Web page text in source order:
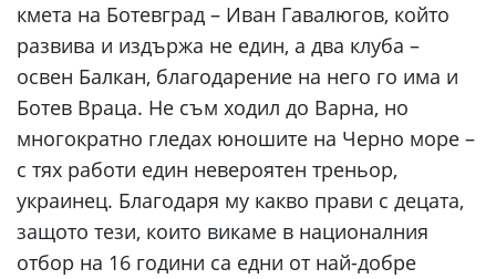
кмета на Ботевград – Иван Гавалюгов, който
развива и издържа не един, а два клуба –
освен Балкан, благодарение на него го има и
Ботев Враца. Не съм ходил до Варна, но
многократно гледах юношите на Черно море –
с тях работи един невероятен треньор,
украинец. Благодаря му какво прави с децата,
защото тези, които викаме в националния
отбор на 16 години са едни от най-добре